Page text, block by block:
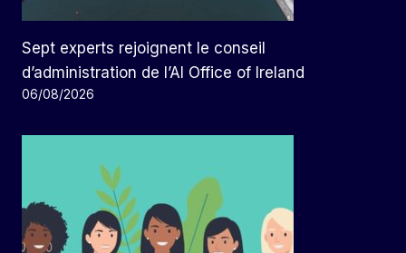
Sept experts rejoignent le conseil
d’administration de l’AI Office of Ireland
06/08/2026